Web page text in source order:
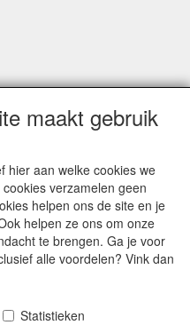
gewicht, verstuurd
tenzij anders vermeldt
maakt gebruik
hier aan welke cookies we
verzamelen geen
helpen ons de site en je
helpen ze ons om onze
te brengen. Ga je voor
alle voordelen? Vink dan
Statistieken